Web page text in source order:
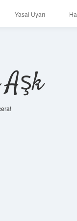
Yasal Uyarı
Aşk